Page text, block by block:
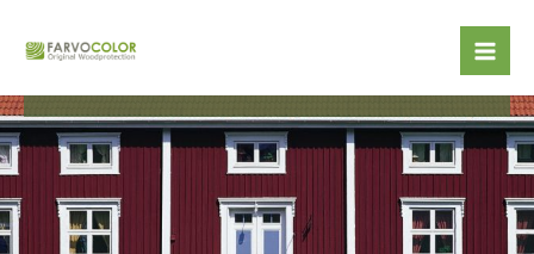
naar
inhoud OVER ONS